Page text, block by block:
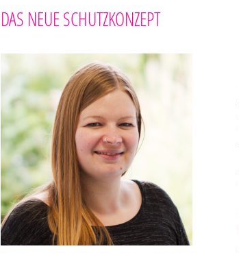
DAS NEUE SCHUTZKONZEPT